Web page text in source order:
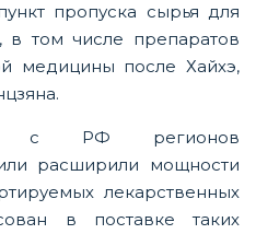
пропуска сырья для
в том числе препаратов
медицины после Хайхэ,
с РФ регионов
расширили мощности
лекарственных
в поставке таких